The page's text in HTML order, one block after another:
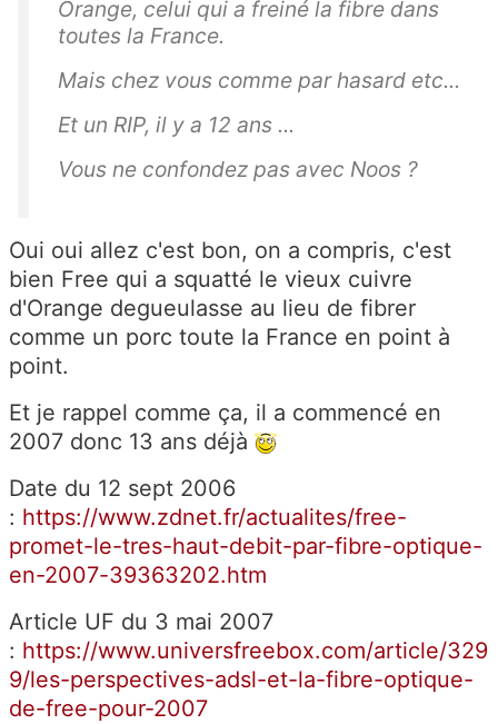
Orange, celui qui a freiné la fibre dans
toutes la France.
Mais chez vous comme par hasard etc...
Et un RIP, il y a 12 ans ...
Vous ne confondez pas avec Noos ?
Oui oui allez c'est bon, on a compris, c'est
bien Free qui a squatté le vieux cuivre
d'Orange degueulasse au lieu de fibrer
comme un porc toute la France en point à
point.
Et je rappel comme ça, il a commencé en
2007 donc 13 ans déjà
Date du 12 sept 2006
: https://www.zdnet.fr/actualites/free-
promet-le-tres-haut-debit-par-fibre-optique-
en-2007-39363202.htm
Article UF du 3 mai 2007
: https://www.universfreebox.com/article/329
9/les-perspectives-adsl-et-la-fibre-optique-
de-free-pour-2007